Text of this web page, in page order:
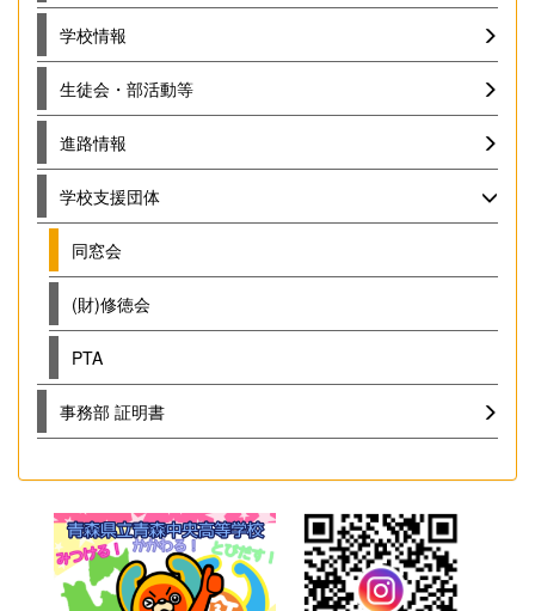
学校情報
生徒会・部活動等
進路情報
学校支援団体
同窓会
(財)修徳会
PTA
事務部 証明書